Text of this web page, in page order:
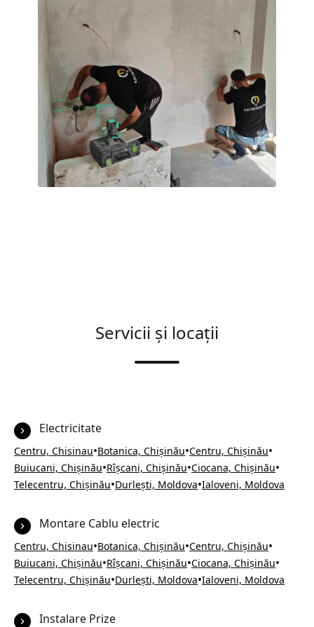
Servicii și locații
Electricitate
Centru, Chisinau•Botanica, Chișinău•Centru, Chișinău•
Buiucani, Chișinău•Rîșcani, Chișinău•Ciocana, Chișinău•
Telecentru, Chișinău•Durlești, Moldova•Ialoveni, Moldova
Montare Cablu electric
Centru, Chisinau•Botanica, Chișinău•Centru, Chișinău•
Buiucani, Chișinău•Rîșcani, Chișinău•Ciocana, Chișinău•
Telecentru, Chișinău•Durlești, Moldova•Ialoveni, Moldova
Instalare Prize